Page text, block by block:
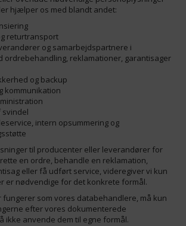
hjælper os med blandt andet:
returtransport
og samarbejdspartnere i
ordrebehandling, reklamationer, garantisager
og backup
kommunikation
svindel
intern opsummering og
til producenter eller leverandører for
en ordre, behandle en reklamation,
eller få udført service, videregiver vi kun
er nødvendige for det konkrete formål.
fungerer som vores databehandlere, må kun
efter vores dokumenterede
ikke anvende dem til egne formål.